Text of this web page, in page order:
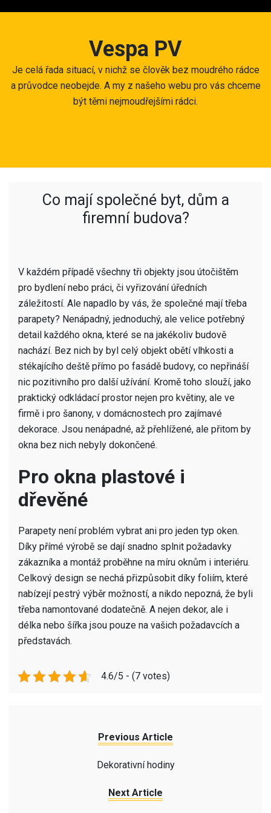
Vespa PV
Je celá řada situací, v nichž se člověk bez moudrého rádce
a průvodce neobejde. A my z našeho webu pro vás chceme
být těmi nejmoudřejšími rádci.
Co mají společné byt, dům a
firemní budova?
V každém případě všechny tři objekty jsou útočištěm
pro bydlení nebo práci, či vyřizování úředních
záležitostí. Ale napadlo by vás, že společné mají třeba
parapety? Nenápadný, jednoduchý, ale velice potřebný
detail každého okna, které se na jakékoliv budově
nachází. Bez nich by byl celý objekt obětí vlhkosti a
stékajícího deště přímo po fasádě budovy, co nepřináší
nic pozitivního pro další užívání. Kromě toho slouží, jako
praktický odkládací prostor nejen pro květiny, ale ve
firmě i pro šanony, v domácnostech pro zajímavé
dekorace. Jsou nenápadné, až přehlížené, ale přitom by
okna bez nich nebyly dokončené.
Pro okna plastové i
dřevěné
Parapety není problém vybrat ani pro jeden typ oken.
Díky přímé výrobě se dají snadno splnit požadavky
zákazníka a montáž proběhne na míru oknům i interiéru.
Celkový design se nechá přizpůsobit díky foliím, které
nabízejí pestrý výběr možností, a nikdo nepozná, že byli
třeba namontované dodatečně. A nejen dekor, ale i
délka nebo šířka jsou pouze na vašich požadavcích a
představách.
4.6/5 - (7 votes)
Previous Article
Dekorativní hodiny
Next Article